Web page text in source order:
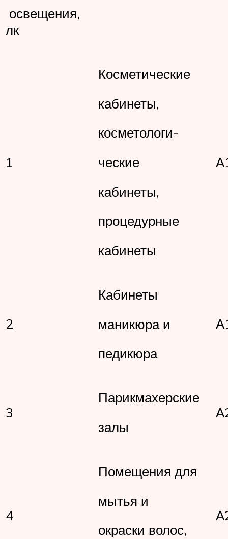
освещения,
лк
1
Косметические
кабинеты,
косметологи-
ческие
кабинеты,
процедурные
кабинеты
2
Кабинеты
маникюра и
педикюра
3
Парикмахерские
залы
4
Помещения для
мытья и
окраски волос,